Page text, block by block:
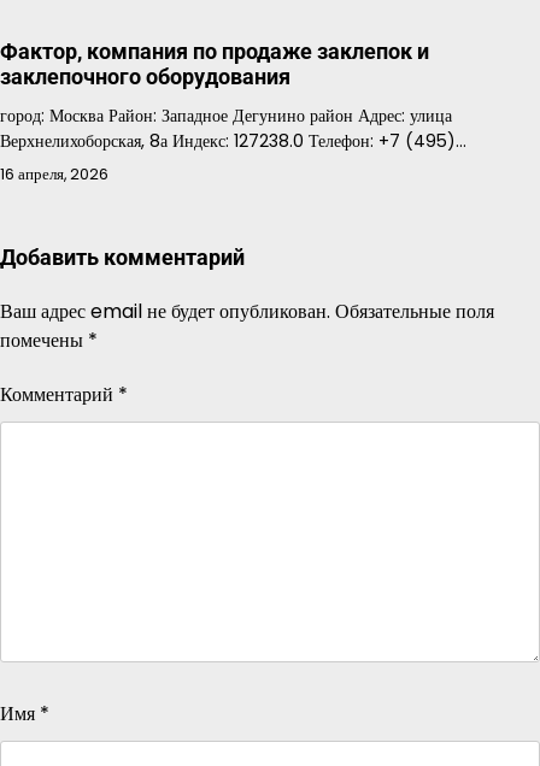
Фактор, компания по продаже заклепок и
заклепочного оборудования
город: Москва Район: Западное Дегунино район Адрес: улица
Верхнелихоборская, 8а Индекс: 127238.0 Телефон: +7 (495)…
16 апреля, 2026
Добавить комментарий
Ваш адрес email не будет опубликован. Обязательные поля
помечены *
Комментарий *
Имя *